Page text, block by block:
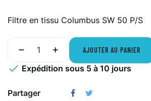
Filtre en tissu Columbus SW 50 P/S
AJOUTER AU PANIER
 Expédition sous 5 à 10 jours
Partager